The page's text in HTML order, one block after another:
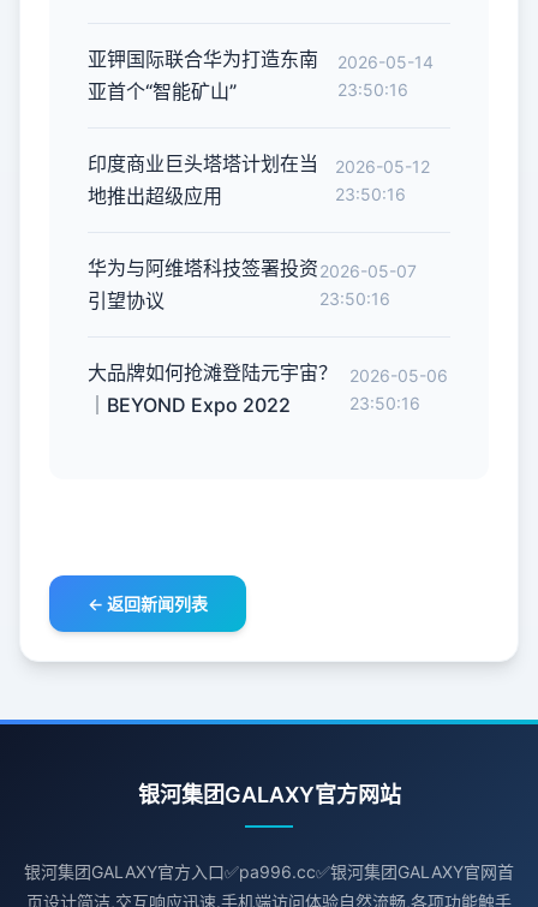
亚钾国际联合华为打造东南
亚首个“智能矿山”
2026-05-14
23:50:16
印度商业巨头塔塔计划在当
地推出超级应用
2026-05-12
23:50:16
华为与阿维塔科技签署投资
引望协议
2026-05-07
23:50:16
大品牌如何抢滩登陆元宇宙？
｜BEYOND Expo 2022
2026-05-06
23:50:16
← 返回新闻列表
银河集团GALAXY官方网站
银河集团GALAXY官方入口✅pa996.cc✅银河集团GALAXY官网首
页设计简洁,交互响应迅速.手机端访问体验自然流畅,各项功能触手